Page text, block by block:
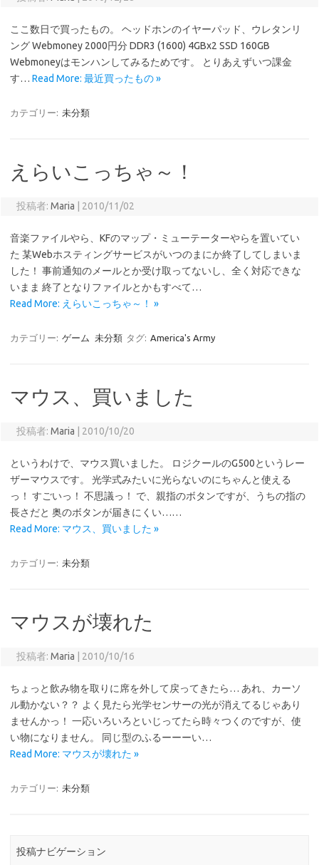
ここ数日で買ったもの。 ヘッドホンのイヤーパッド、ウレタンリ
ング Webmoney 2000円分 DDR3 (1600) 4GBx2 SSD 160GB
Webmoneyはモンハンしてみるためです。 とりあえずいつ課金
す… Read More: 最近買ったもの »
カテゴリー: 未分類
えらいこっちゃ～！
投稿者: Maria 2010/11/02
音楽ファイルやら、KFのマップ・ミューテーターやらを置いてい
た 某Webホスティングサービスがいつのまにか終了してしまいま
した！ 事前通知のメールとか受け取ってないし、全く対応できな
いまま 終了となりファイルとかもすべて…
Read More: えらいこっちゃ～！ »
カテゴリー: ゲーム 未分類 タグ: America's Army
マウス、買いました
投稿者: Maria 2010/10/20
というわけで、マウス買いました。 ロジクールのG500というレー
ザーマウスです。 光学式みたいに光らないのにちゃんと使える
っ！ すごいっ！ 不思議っ！ で、親指のボタンですが、うちの指の
長さだと 奥のボタンが届きにくい……
Read More: マウス、買いました »
カテゴリー: 未分類
マウスが壊れた
投稿者: Maria 2010/10/16
ちょっと飲み物を取りに席を外して戻ってきたら… あれ、カーソ
ル動かない？？ よく見たら光学センサーの光が消えてるじゃあり
ませんかっ！ 一応いろいろといじってたら時々つくのですが、使
い物になりません。 同じ型のふるーーーい…
Read More: マウスが壊れた »
カテゴリー: 未分類
投稿ナビゲーション